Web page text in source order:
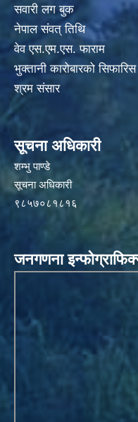
सवारी लग बुक
नेपाल संवत् तिथि
वेव एस.एम.एस. फाराम
भुक्तानी कारोबारको
श्रम संसार
सूचना अधिकारी
शम्भु पाण्डे
सूचना अधिकारी
९८५७०८१८१६
जनगणना